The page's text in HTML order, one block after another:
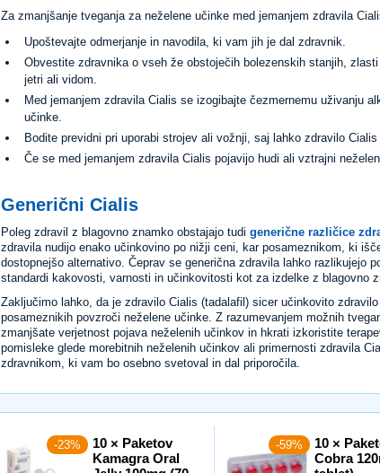
Za zmanjšanje tveganja za neželene učinke med jemanjem zdravila
Upoštevajte odmerjanje in navodila, ki vam jih je dal zdravnik.
Obvestite zdravnika o vseh že obstoječih bolezenskih stanjih,
jetri ali vidom.
Med jemanjem zdravila Cialis se izogibajte čezmernemu uživanju
učinke.
Bodite previdni pri uporabi strojev ali vožnji, saj lahko zdravilo
Če se med jemanjem zdravila Cialis pojavijo hudi ali vztrajni
Generični Cialis
Poleg zdravil z blagovno znamko obstajajo tudi generične različice
zdravila nudijo enako učinkovino po nižji ceni, kar posameznikom, ki
dostopnejšo alternativo. Čeprav se generična zdravila lahko razlikujejo
standardi kakovosti, varnosti in učinkovitosti kot za izdelke z blagovno
Zaključimo lahko, da je zdravilo Cialis (tadalafil) sicer učinkovito
posameznikih povzroči neželene učinke. Z razumevanjem možnih
zmanjšate verjetnost pojava neželenih učinkov in hkrati izkoristite
pomisleke glede morebitnih neželenih učinkov ali primernosti zdravila
zdravnikom, ki vam bo osebno svetoval in dal priporočila.
-23%
10 × Paketov
Kamagra Oral
-59%
10 ×
Cobra